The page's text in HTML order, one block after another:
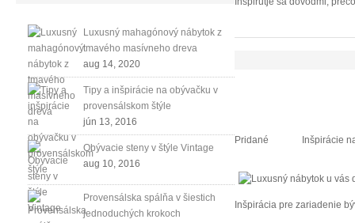
Luxusný mahagónový nábytok z
tmavého masívneho dreva
aug 14, 2020
Tipy a inšpirácie na obývačku v
provensálskom štýle
jún 13, 2016
Obývacie steny v štýle Vintage
aug 10, 2016
Provensálska spálňa v šiestich
jednoduchých krokoch
Pridané Inšpirácie
Inšpirácia pre zariadenie